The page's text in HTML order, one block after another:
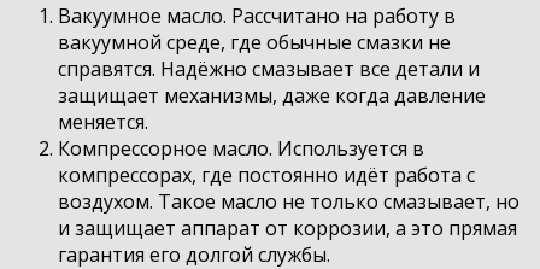
Вакуумное масло. Рассчитано на работу в
вакуумной среде, где обычные смазки не
справятся. Надёжно смазывает все детали и
защищает механизмы, даже когда давление
меняется.
Компрессорное масло. Используется в
компрессорах, где постоянно идёт работа с
воздухом. Такое масло не только смазывает, но
и защищает аппарат от коррозии, а это прямая
гарантия его долгой службы.